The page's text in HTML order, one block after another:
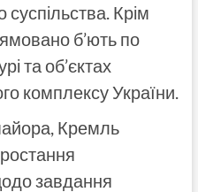
суспільства. Крім
б’ють по
та об’єктах
комплексу України.
Кремль
завдання